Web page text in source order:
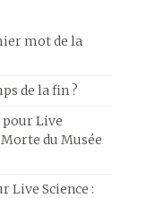
mot de la
de la fin ?
Live
du Musée
Live Science :